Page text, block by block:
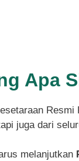
Apa
juga dari
melanjutkan